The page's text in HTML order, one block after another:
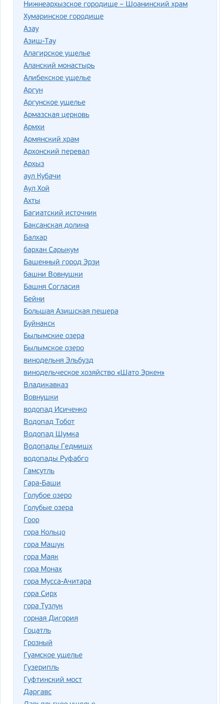
Нижнеархызское городище – Шоанинский храм
Хумаринское городище
Азау
Азиш-Тау
Алагирское ущелье
Аланский монастырь
Алибекское ущелье
Аргун
Аргунское ущелье
Армазская церковь
Армхи
Армянский храм
Архонский перевал
Архыз
аул Кубачи
Аул Хой
Ахты
Багиатский источник
Баксанская долина
Балхар
бархан Сарыкум
Башенный город Эрзи
башни Вовнушки
Башня Согласия
Бейни
Большая Азишская пещера
Буйнакск
Былымские озера
Былымское озеро
винодельня Эльбузд
винодельческое хозяйство «Шато Эркен»
Владикавказ
Вовнушки
водопад Исиченко
Водопад Тобот
Водопад Шумка
Водопады Гедмишх
водопады Руфабго
Гамсутль
Гара-Баши
Голубое озеро
Голубые озера
Гоор
гора Кольцо
гора Машук
гора Маяк
гора Монах
гора Мусса-Ачитара
гора Сирх
гора Тузлук
горная Дигория
Гоцатль
Грозный
Гуамское ущелье
Гузерипль
Гуфтинский мост
Даргавс